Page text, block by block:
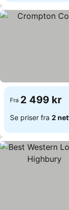
Fra 2 499 kr
Se priser fra 2